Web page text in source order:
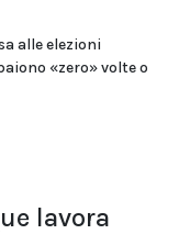
alle elezioni
«zero» volte o
lavora